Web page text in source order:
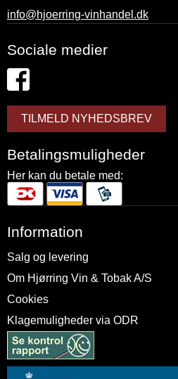
info@hjoerring-vinhandel.dk
Sociale medier
TILMELD NYHEDSBREV
Betalingsmuligheder
Her kan du betale med:
Information
Salg og levering
Om Hjørring Vin & Tobak A/S
Cookies
Klagemuligheder via ODR